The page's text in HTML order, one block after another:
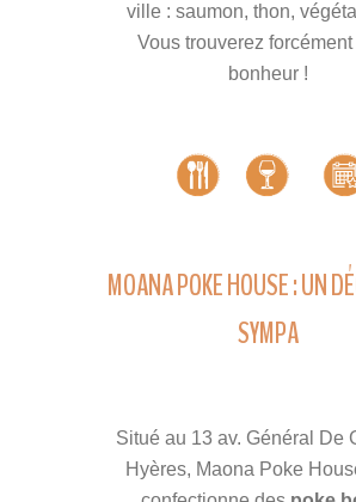
ville : saumon, thon,
Vous trouverez forcément
bonheur !
MOANA POKE HOUSE : UN
SYMPA
Situé au 13 av. Général De
Hyères, Maona Poke